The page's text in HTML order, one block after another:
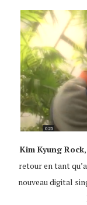
Kim Kyung Rock
retour en tant
nouveau digital